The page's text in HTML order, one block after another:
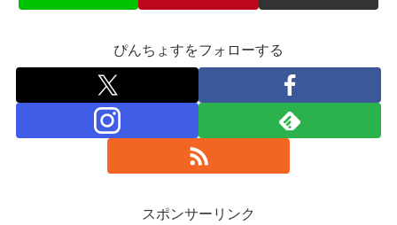
ぴんちょすをフォローする
スポンサーリンク